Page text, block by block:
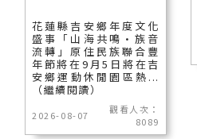
花蓮縣吉安鄉年度文化
盛事「山海共鳴•族音
流轉」原住民族聯合豐
年節將在9月5日將在吉
安鄉運動休閒園區熱...
（繼續閱讀）
2026-08-07
觀看人次：
8089